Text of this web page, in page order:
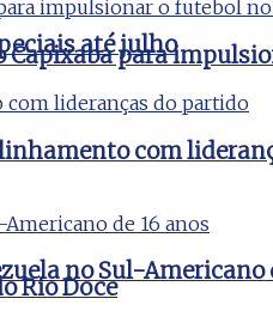
até julho
Rio Doce
Capixaba para
com
no Sul-Americano